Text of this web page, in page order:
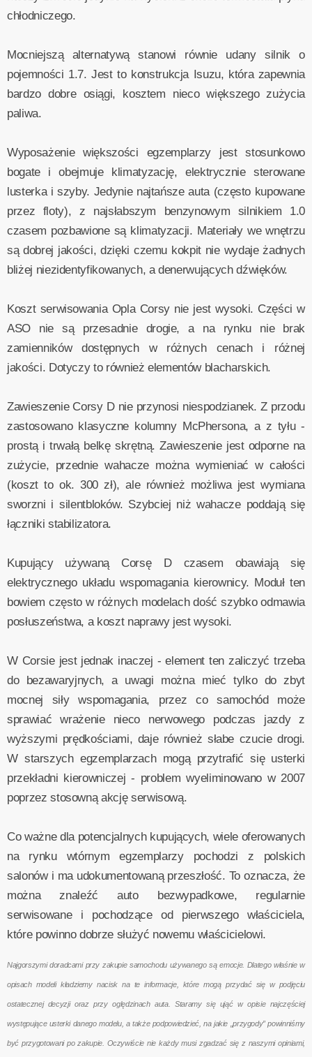
chłodniczego.
Mocniejszą alternatywą stanowi równie udany silnik o
pojemności 1.7. Jest to konstrukcja Isuzu, która zapewnia
bardzo dobre osiągi, kosztem nieco większego zużycia
paliwa.
Wyposażenie większości egzemplarzy jest stosunkowo
bogate i obejmuje klimatyzację, elektrycznie sterowane
lusterka i szyby. Jedynie najtańsze auta (często kupowane
przez floty), z najsłabszym benzynowym silnikiem 1.0
czasem pozbawione są klimatyzacji. Materiały we wnętrzu
są dobrej jakości, dzięki czemu kokpit nie wydaje żadnych
bliżej niezidentyfikowanych, a denerwujących dźwięków.
Koszt serwisowania Opla Corsy nie jest wysoki. Części w
ASO nie są przesadnie drogie, a na rynku nie brak
zamienników dostępnych w różnych cenach i różnej
jakości. Dotyczy to również elementów blacharskich.
Zawieszenie Corsy D nie przynosi niespodzianek. Z przodu
zastosowano klasyczne kolumny McPhersona, a z tyłu -
prostą i trwałą belkę skrętną. Zawieszenie jest odporne na
zużycie, przednie wahacze można wymieniać w całości
(koszt to ok. 300 zł), ale również możliwa jest wymiana
sworzni i silentbloków. Szybciej niż wahacze poddają się
łączniki stabilizatora.
Kupujący używaną Corsę D czasem obawiają się
elektrycznego układu wspomagania kierownicy. Moduł ten
bowiem często w różnych modelach dość szybko odmawia
posłuszeństwa, a koszt naprawy jest wysoki.
W Corsie jest jednak inaczej - element ten zaliczyć trzeba
do bezawaryjnych, a uwagi można mieć tylko do zbyt
mocnej siły wspomagania, przez co samochód może
sprawiać wrażenie nieco nerwowego podczas jazdy z
wyższymi prędkościami, daje również słabe czucie drogi.
W starszych egzemplarzach mogą przytrafić się usterki
przekładni kierowniczej - problem wyeliminowano w 2007
poprzez stosowną akcję serwisową.
Co ważne dla potencjalnych kupujących, wiele oferowanych
na rynku wtórnym egzemplarzy pochodzi z polskich
salonów i ma udokumentowaną przeszłość. To oznacza, że
można znaleźć auto bezwypadkowe, regularnie
serwisowane i pochodzące od pierwszego właściciela,
które powinno dobrze służyć nowemu właścicielowi.
Najgorszymi doradcami przy zakupie samochodu używanego są emocje. Dlatego właśnie w
opisach modeli kładziemy nacisk na te informacje, które mogą przydać się w podjęciu
ostatecznej decyzji oraz przy oględzinach auta. Staramy się ująć w opisie najczęściej
występujące usterki danego modelu, a także podpowiedzieć, na jakie „przygody” powinniśmy
być przygotowani po zakupie. Oczywiście nie każdy musi zgadzać się z naszymi opiniami,